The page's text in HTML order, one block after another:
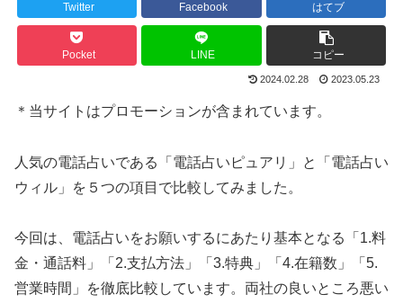
Twitter Facebook はてブ
Pocket LINE コピー
2024.02.28 2023.05.23
＊当サイトはプロモーションが含まれています。
人気の電話占いである「電話占いピュアリ」と「電話占い
ウィル」を５つの項目で比較してみました。
今回は、電話占いをお願いするにあたり基本となる「1.料
金・通話料」「2.支払方法」「3.特典」「4.在籍数」「5.
営業時間」を徹底比較しています。両社の良いところ悪い